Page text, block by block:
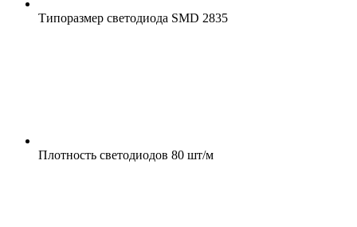
Типоразмер светодиода SMD 2835
Плотность светодиодов 80 шт/м